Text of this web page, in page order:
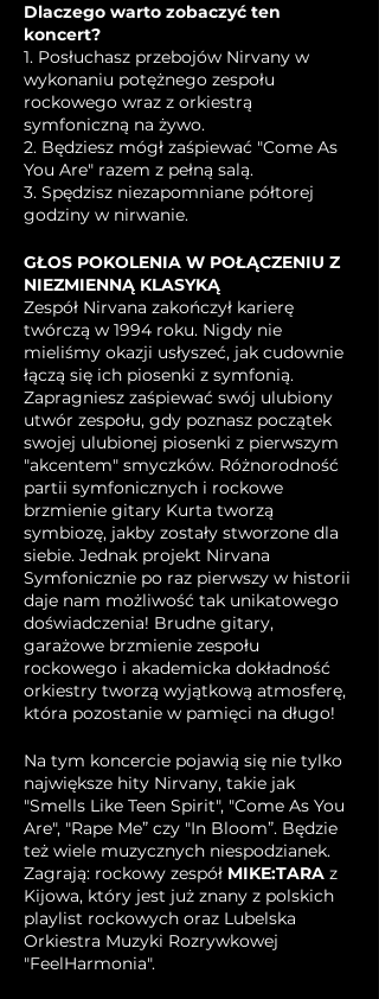
Dlaczego warto zobaczyć ten
koncert?
1. Posłuchasz przebojów Nirvany w
wykonaniu potężnego zespołu
rockowego wraz z orkiestrą
symfoniczną na żywo.
2. Będziesz mógł zaśpiewać "Come As
You Are" razem z pełną salą.
3. Spędzisz niezapomniane półtorej
godziny w nirwanie.
GŁOS POKOLENIA W POŁĄCZENIU Z
NIEZMIENNĄ KLASYKĄ
Zespół Nirvana zakończył karierę
twórczą w 1994 roku. Nigdy nie
mieliśmy okazji usłyszeć, jak cudownie
łączą się ich piosenki z symfonią.
Zapragniesz zaśpiewać swój ulubiony
utwór zespołu, gdy poznasz początek
swojej ulubionej piosenki z pierwszym
"akcentem" smyczków. Różnorodność
partii symfonicznych i rockowe
brzmienie gitary Kurta tworzą
symbiozę, jakby zostały stworzone dla
siebie. Jednak projekt Nirvana
Symfonicznie po raz pierwszy w historii
daje nam możliwość tak unikatowego
doświadczenia! Brudne gitary,
garażowe brzmienie zespołu
rockowego i akademicka dokładność
orkiestry tworzą wyjątkową atmosferę,
która pozostanie w pamięci na długo!
Na tym koncercie pojawią się nie tylko
największe hity Nirvany, takie jak
"Smells Like Teen Spirit", "Come As You
Are", "Rape Me” czy "In Bloom”. Będzie
też wiele muzycznych niespodzianek.
Zagrają: rockowy zespół MIKE:TARA z
Kijowa, który jest już znany z polskich
playlist rockowych oraz Lubelska
Orkiestra Muzyki Rozrywkowej
"FeelHarmonia".